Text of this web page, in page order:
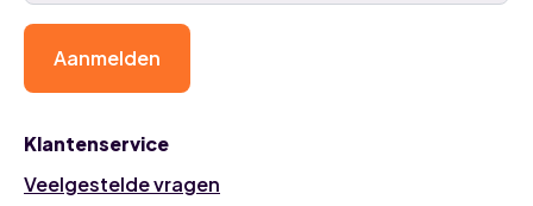
Klantenservice
Veelgestelde vragen
Aanmelden